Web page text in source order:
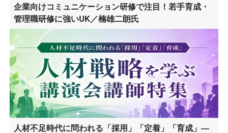
企業向けコミュニケーション研修で注目！若手育成・
管理職研修に強いUK／楠雄二朗氏
人材不足時代に問われる「採用」「定着」「育成」―